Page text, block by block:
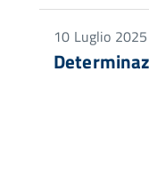
10 Luglio 2025